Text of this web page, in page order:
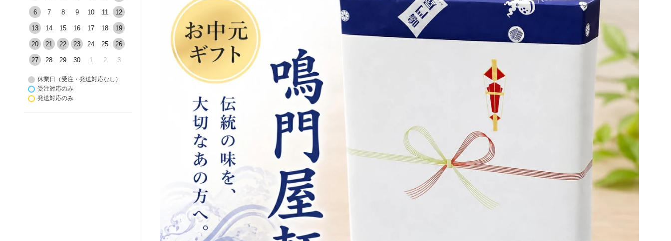
6 7 8 9 10 11 12
13 14 15 16 17 18 19
20 21 22 23 24 25 26
27 28 29 30 1 2 3
休業日（受注・発送対応なし）
受注対応のみ
発送対応のみ